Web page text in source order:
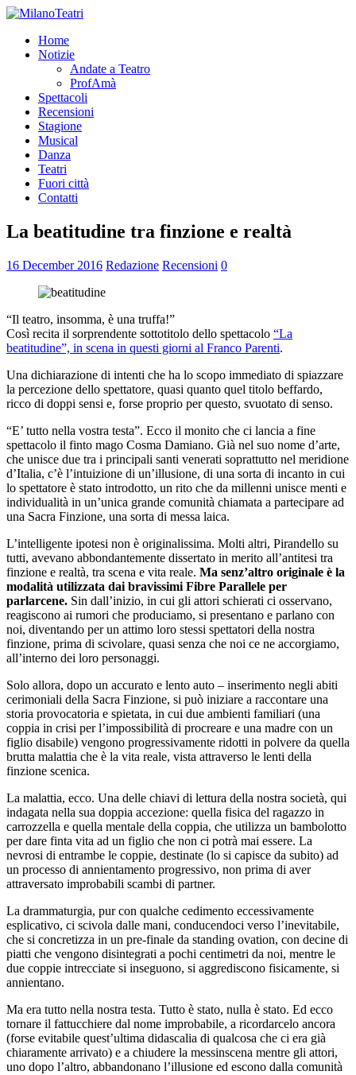
Home
Notizie
Andate a Teatro
ProfAmà
Spettacoli
Recensioni
Stagione
Musical
Danza
Teatri
Fuori città
Contatti
La beatitudine tra finzione e realtà
16 December 2016 Redazione Recensioni 0
“Il teatro, insomma, è una truffa!”
Così recita il sorprendente sottotitolo dello spettacolo “La
beatitudine”, in scena in questi giorni al Franco Parenti.
Una dichiarazione di intenti che ha lo scopo immediato di spiazzare
la percezione dello spettatore, quasi quanto quel titolo beffardo,
ricco di doppi sensi e, forse proprio per questo, svuotato di senso.
“E’ tutto nella vostra testa”. Ecco il monito che ci lancia a fine
spettacolo il finto mago Cosma Damiano. Già nel suo nome d’arte,
che unisce due tra i principali santi venerati soprattutto nel meridione
d’Italia, c’è l’intuizione di un’illusione, di una sorta di incanto in cui
lo spettatore è stato introdotto, un rito che da millenni unisce menti e
individualità in un’unica grande comunità chiamata a partecipare ad
una Sacra Finzione, una sorta di messa laica.
L’intelligente ipotesi non è originalissima. Molti altri, Pirandello su
tutti, avevano abbondantemente dissertato in merito all’antitesi tra
finzione e realtà, tra scena e vita reale. Ma senz’altro originale è la
modalità utilizzata dai bravissimi Fibre Parallele per
parlarcene. Sin dall’inizio, in cui gli attori schierati ci osservano,
reagiscono ai rumori che produciamo, si presentano e parlano con
noi, diventando per un attimo loro stessi spettatori della nostra
finzione, prima di scivolare, quasi senza che noi ce ne accorgiamo,
all’interno dei loro personaggi.
Solo allora, dopo un accurato e lento auto – inserimento negli abiti
cerimoniali della Sacra Finzione, si può iniziare a raccontare una
storia provocatoria e spietata, in cui due ambienti familiari (una
coppia in crisi per l’impossibilità di procreare e una madre con un
figlio disabile) vengono progressivamente ridotti in polvere da quella
brutta malattia che è la vita reale, vista attraverso le lenti della
finzione scenica.
La malattia, ecco. Una delle chiavi di lettura della nostra società, qui
indagata nella sua doppia accezione: quella fisica del ragazzo in
carrozzella e quella mentale della coppia, che utilizza un bambolotto
per dare finta vita ad un figlio che non ci potrà mai essere. La
nevrosi di entrambe le coppie, destinate (lo si capisce da subito) ad
un processo di annientamento progressivo, non prima di aver
attraversato improbabili scambi di partner.
La drammaturgia, pur con qualche cedimento eccessivamente
esplicativo, ci scivola dalle mani, conducendoci verso l’inevitabile,
che si concretizza in un pre-finale da standing ovation, con decine di
piatti che vengono disintegrati a pochi centimetri da noi, mentre le
due coppie intrecciate si inseguono, si aggrediscono fisicamente, si
annientano.
Ma era tutto nella nostra testa. Tutto è stato, nulla è stato. Ed ecco
tornare il fattucchiere dal nome improbabile, a ricordarcelo ancora
(forse evitabile quest’ultima didascalia di qualcosa che ci era già
chiaramente arrivato) e a chiudere la messinscena mentre gli attori,
uno dopo l’altro, abbandonano l’illusione ed escono dalla comunità